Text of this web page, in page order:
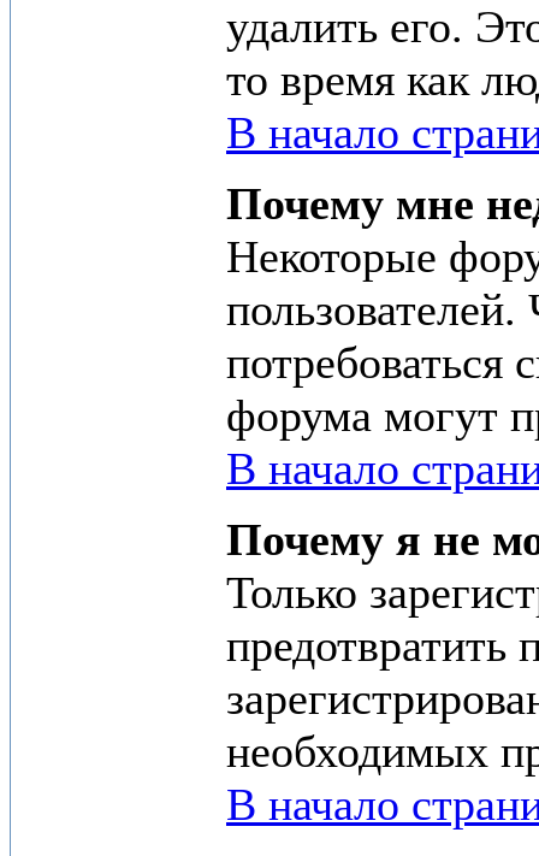
удалить его.
то время как
В начало
Почему мне
Некоторые
потребоваться
форума могут
В начало
Почему я не
Только
предотвратить
необходимых
В начало